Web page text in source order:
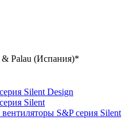
Palau (Испания)*
Silent Design
Silent
S&P серия Silent